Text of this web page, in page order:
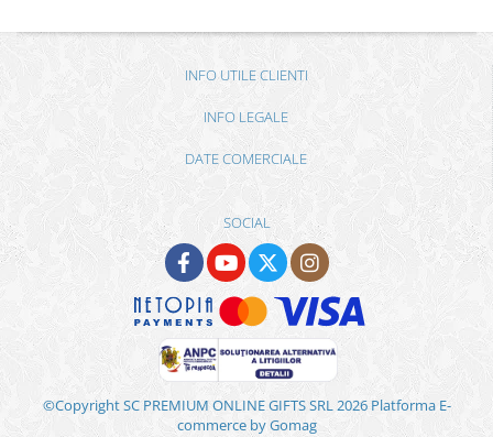
INFO UTILE CLIENTI
INFO LEGALE
DATE COMERCIALE
SOCIAL
©Copyright SC PREMIUM ONLINE GIFTS SRL 2026 Platforma E-
commerce by Gomag